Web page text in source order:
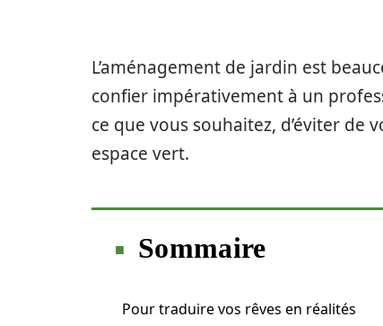
L’aménagement de jardin est
confier impérativement à un
ce que vous souhaitez, d’éviter
espace vert.
Sommaire
Pour traduire vos rêves en réalités